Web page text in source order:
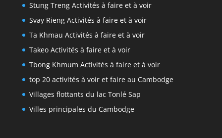
Stung Treng Activités à faire et à voir
Svay Rieng Activités à faire et à voir
Ta Khmau Activités à faire et à voir
Takeo Activités à faire et à voir
Tbong Khmum Activités à faire et à voir
top 20 activités à voir et faire au Cambodge
Villages flottants du lac Tonlé Sap
Villes principales du Cambodge